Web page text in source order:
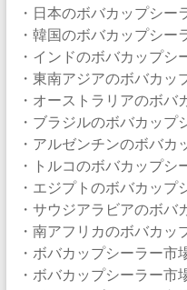
・日本のボバカップシー
・韓国のボバカップシー
・インドのボバカップシ
・東南アジアのボバカッ
・オーストラリアのボ
・ブラジルのボバカップ
・アルゼンチンのボバカ
・トルコのボバカップシ
・エジプトのボバカップ
・サウジアラビアのボ
・南アフリカのボバカッ
・ボバカップシーラー市
・ボバカップシーラー市